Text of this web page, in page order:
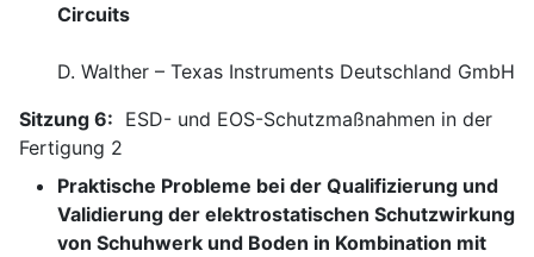
Circuits
D. Walther – Texas Instruments Deutschland GmbH
Sitzung 6: ESD- und EOS-Schutzmaßnahmen in der
Fertigung 2
Praktische Probleme bei der Qualifizierung und
Validierung der elektrostatischen Schutzwirkung
von Schuhwerk und Boden in Kombination mit